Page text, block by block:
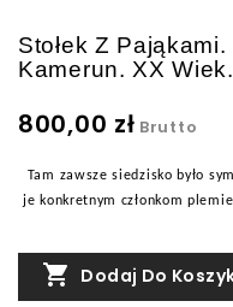
Stołek Z
Kamerun. XX Wiek.
800,00 zł Brutto
Tam zawsze siedzisko było
je konkretnym członkom
 Dodaj Do